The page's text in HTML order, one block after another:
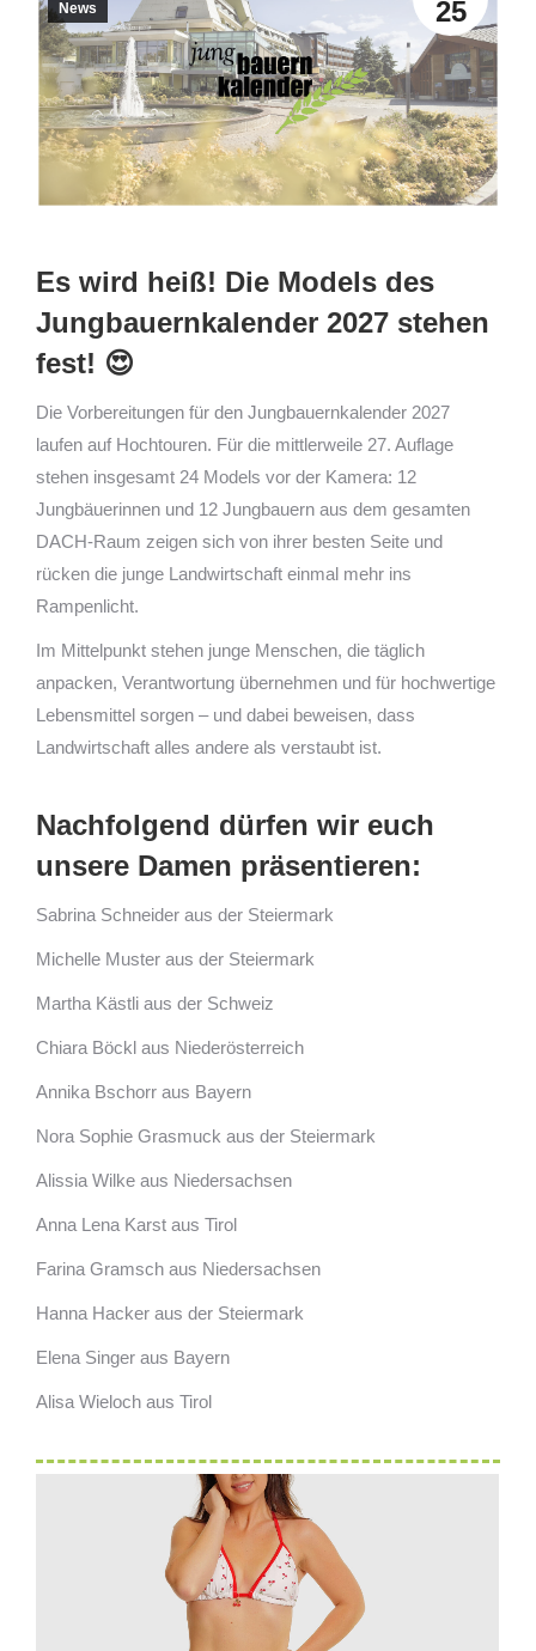
25
News
Es wird heiß! Die Models des
Jungbauernkalender 2027 stehen
fest! 😍
Die Vorbereitungen für den Jungbauernkalender 2027
laufen auf Hochtouren. Für die mittlerweile 27. Auflage
stehen insgesamt 24 Models vor der Kamera: 12
Jungbäuerinnen und 12 Jungbauern aus dem gesamten
DACH-Raum zeigen sich von ihrer besten Seite und
rücken die junge Landwirtschaft einmal mehr ins
Rampenlicht.
Im Mittelpunkt stehen junge Menschen, die täglich
anpacken, Verantwortung übernehmen und für hochwertige
Lebensmittel sorgen – und dabei beweisen, dass
Landwirtschaft alles andere als verstaubt ist.
Nachfolgend dürfen wir euch
unsere Damen präsentieren:
Sabrina Schneider aus der Steiermark
Michelle Muster aus der Steiermark
Martha Kästli aus der Schweiz
Chiara Böckl aus Niederösterreich
Annika Bschorr aus Bayern
Nora Sophie Grasmuck aus der Steiermark
Alissia Wilke aus Niedersachsen
Anna Lena Karst aus Tirol
Farina Gramsch aus Niedersachsen
Hanna Hacker aus der Steiermark
Elena Singer aus Bayern
Alisa Wieloch aus Tirol